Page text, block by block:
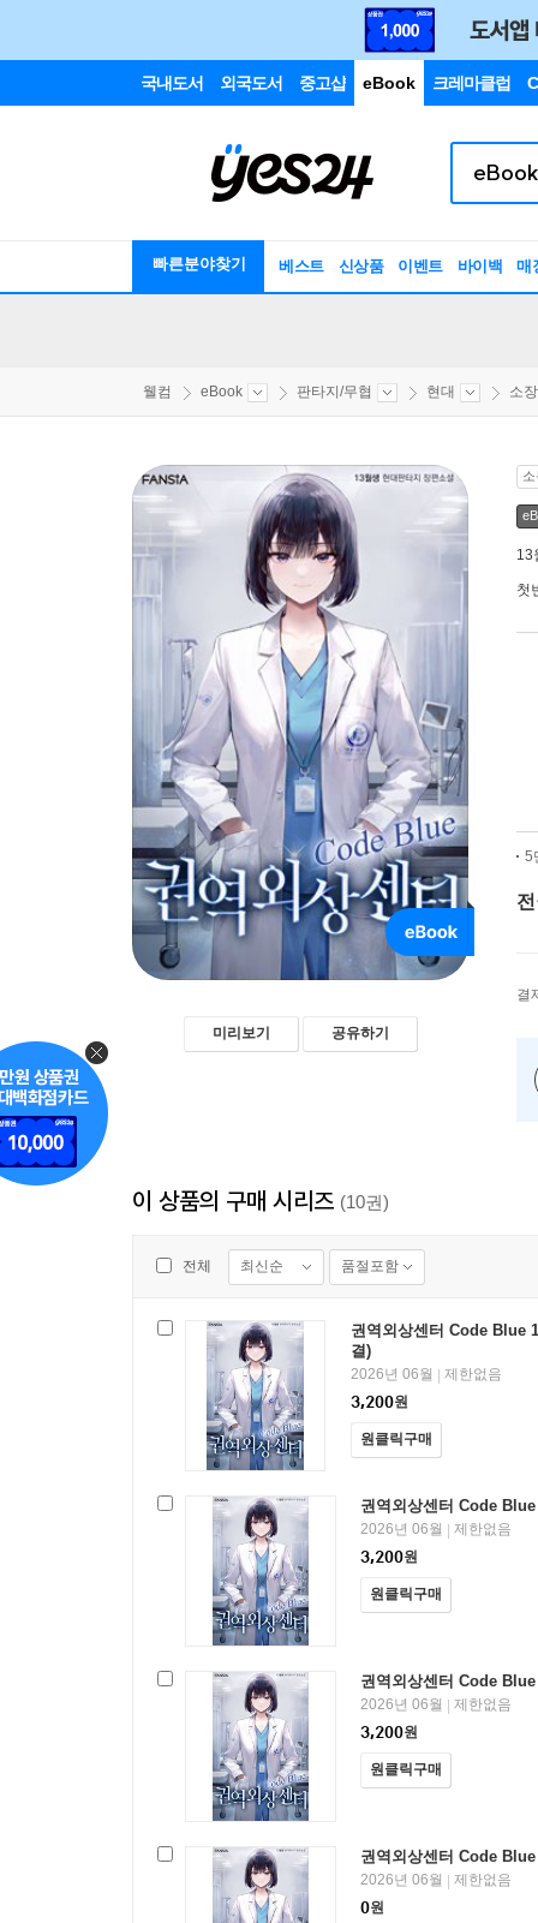
국내도서 외국도서 중고샵 eBook 크레마클럽
빠른분야찾기 베스트 신상품 이벤트 바이백 매
웰컴 eBook 판타지/무협 현대 소장
미리보기 공유하기
13
첫
5
결
이 상품의 구매 시리즈 (10권)
전체 최신순 품절포함
권역외상센터 Code Blue
결)
2026년 06월
제한없음
3,200원
원클릭구매
권역외상센터 Code
2026년 06월
제한없음
3,200원
원클릭구매
권역외상센터 Code
2026년 06월
제한없음
3,200원
원클릭구매
권역외상센터 Code
2026년 06월
제한없음
0원